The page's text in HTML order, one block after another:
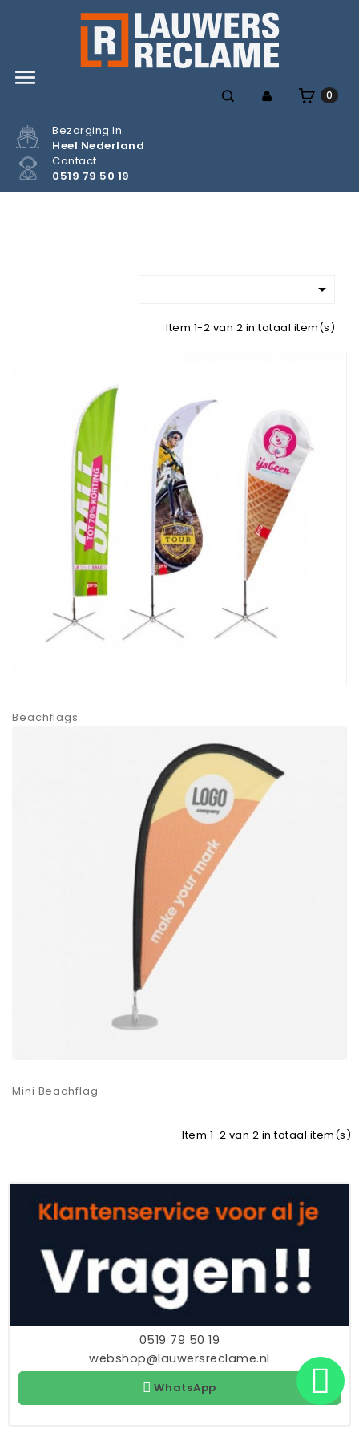

0
Bezorging In
Heel Nederland
Contact
0519 79 50 19

Item 1-2 van 2 in totaal item(s)
Beachflags
Mini Beachflag
Item 1-2 van 2 in totaal item(s)
0519 79 50 19
webshop@lauwersreclame.nl
WhatsApp